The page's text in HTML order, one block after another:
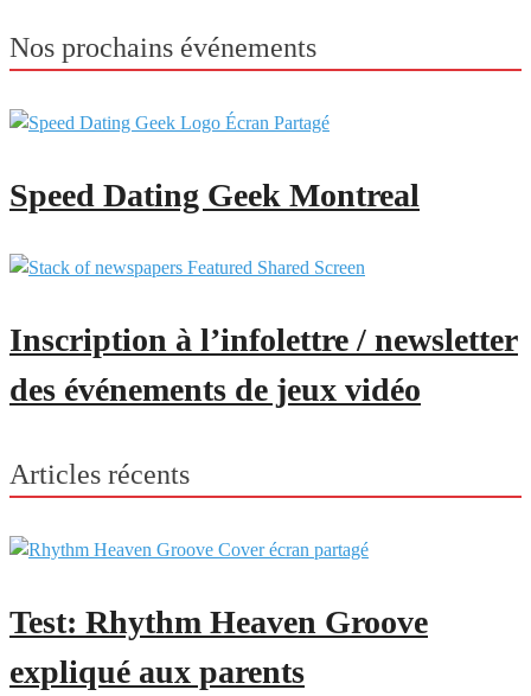
Nos prochains événements
Speed Dating Geek Montreal
Inscription à l’infolettre / newsletter
des événements de jeux vidéo
Articles récents
Test: Rhythm Heaven Groove
expliqué aux parents